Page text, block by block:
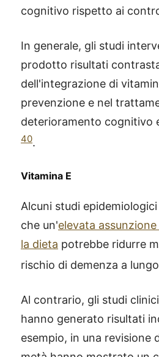
cognitivo rispetto ai
In generale, gli studi
prodotto risultati
dell'integrazione di
prevenzione e nel
deterioramento cognitivo
40.
Vitamina E
Alcuni studi
che un'elevata
la dieta potrebbe ridurre
rischio di demenza a
Al contrario, gli studi
hanno generato risultati
esempio, in una revisione
X115®-
SCOPRI COME